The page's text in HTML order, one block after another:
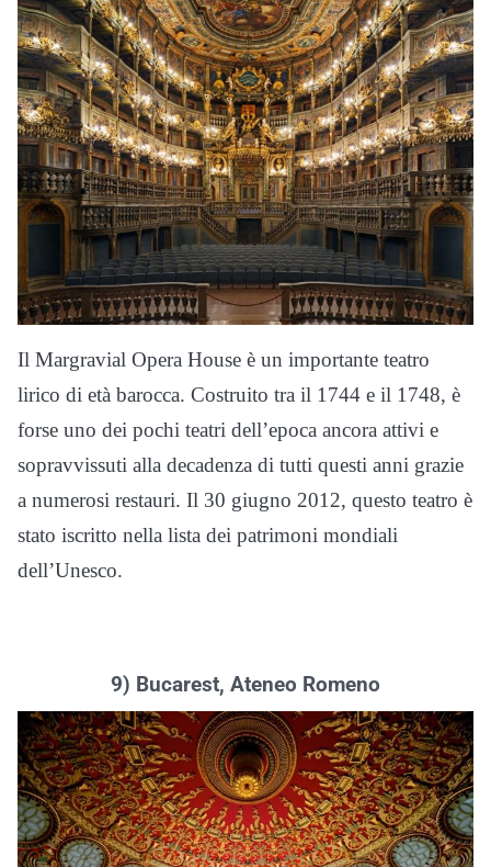
Il Margravial Opera House è un importante teatro
lirico di età barocca. Costruito tra il 1744 e il 1748, è
forse uno dei pochi teatri dell’epoca ancora attivi e
sopravvissuti alla decadenza di tutti questi anni grazie
a numerosi restauri. Il 30 giugno 2012, questo teatro è
stato iscritto nella lista dei patrimoni mondiali
dell’Unesco.
9) Bucarest, Ateneo Romeno